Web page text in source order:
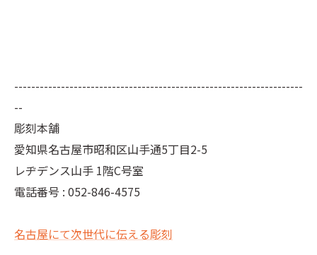
--------------------------------------------------------------------
--
彫刻本舗
愛知県名古屋市昭和区山手通5丁目2-5
レヂデンス山手 1階C号室
電話番号 : 052-846-4575
名古屋にて次世代に伝える彫刻